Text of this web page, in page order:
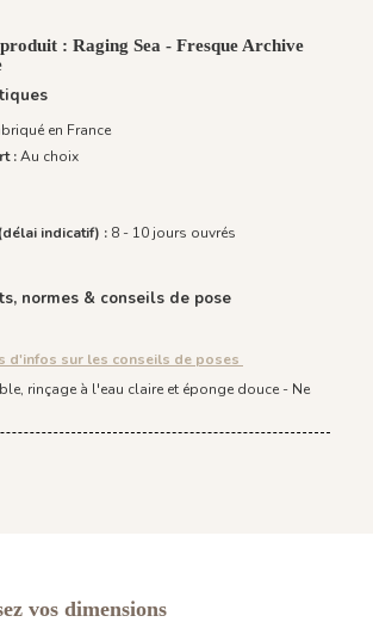
: Raging Sea - Fresque Archive
en France
:Au choix
indicatif) : 8 - 10 jours ouvrés
normes & conseils de pose
d'infos sur les conseils de poses
rinçage à l'eau claire et éponge douce - Ne
vos dimensions